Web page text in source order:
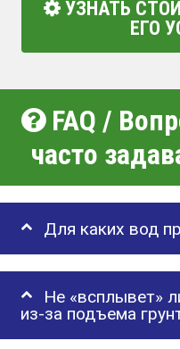
УЗНАТЬ
ЕГО
FAQ /
часто
Для каких вод
Не «всплывет»
из-за подъема